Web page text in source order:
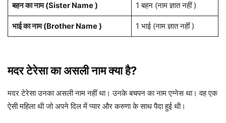
बहन का नाम (Sister Name ) 1 बहन (नाम ज्ञात नहीं )
भाई का नाम (Brother Name ) 1 भाई (नाम ज्ञात नहीं )
मदर टेरेसा का असली नाम क्या है?
मदर टेरेसा उनका असली नाम नहीं था। उनके बचपन का नाम एग्नेस था। वह एक
ऐसी महिला थी जो अपने दिल में प्यार और करुणा के साथ पैदा हुई थी।